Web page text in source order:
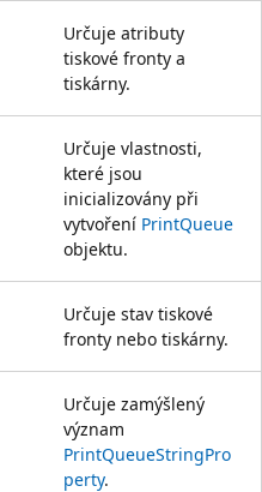
Určuje atributy
tiskové fronty a
tiskárny.
Určuje vlastnosti,
které jsou
inicializovány při
vytvoření PrintQueue
objektu.
Určuje stav tiskové
fronty nebo tiskárny.
Určuje zamýšlený
význam
PrintQueueStringPro
perty.